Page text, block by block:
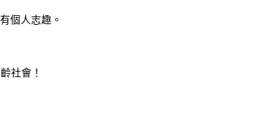
個人志趣。
社會！